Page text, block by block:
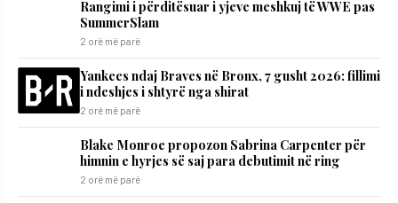
Rangimi i përditësuar i yjeve meshkuj të WWE pas
SummerSlam
2 orë më parë
Yankees ndaj Braves në Bronx, 7 gusht 2026: fillimi
i ndeshjes i shtyrë nga shirat
2 orë më parë
Blake Monroe propozon Sabrina Carpenter për
himnin e hyrjes së saj para debutimit në ring
2 orë më parë